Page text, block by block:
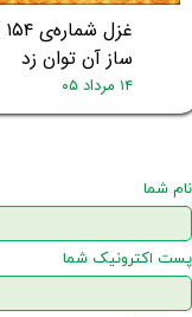
ساز آن توان زد
۱۴ مرداد ۰۵
نام شما
پست اکترونیک شما